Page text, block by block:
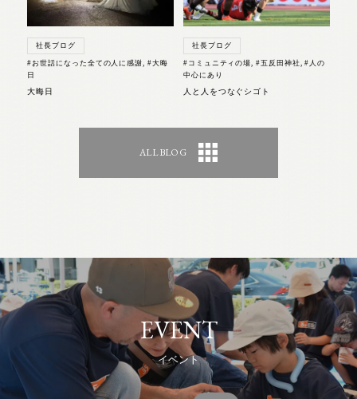
社長ブログ
#お世話になった全ての人に感謝, #大晦
日
大晦日
社長ブログ
#コミュニティの場,#五反田神社,#人の
中心にあり
人と人をつなぐシゴト
ALL BLOG
EVENT
イベント